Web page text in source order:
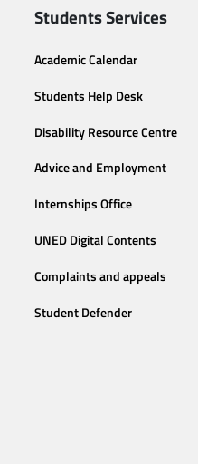
Students Services
Academic Calendar
Students Help Desk
Disability Resource Centre
Advice and Employment
Internships Office
UNED Digital Contents
Complaints and appeals
Student Defender